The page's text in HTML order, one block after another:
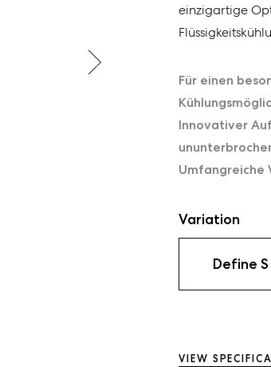
einzigartige
Für einen
Innovativer
Umfangreiche
Variation
Define S
VIEW